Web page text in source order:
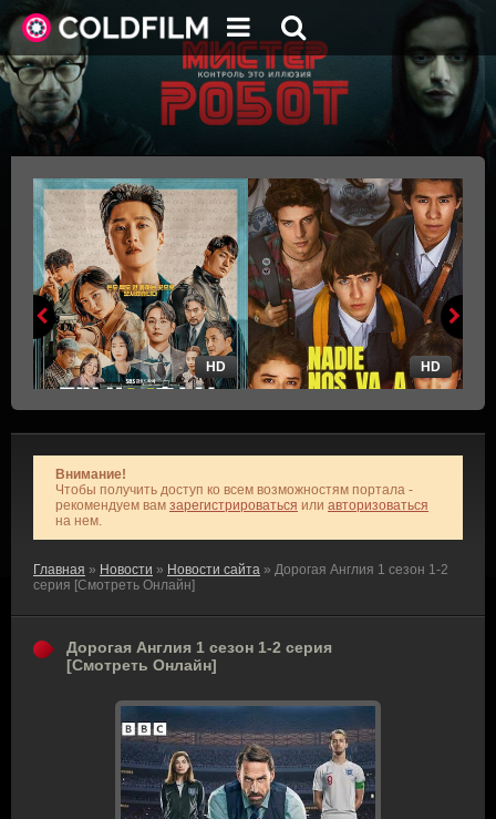
HD HD
Внимание!
Чтобы получить доступ ко всем возможностям портала -
рекомендуем вам зарегистрироваться или авторизоваться
на нем.
Главная » Новости » Новости сайта » Дорогая Англия 1 сезон 1-2
серия [Смотреть Онлайн]
Дорогая Англия 1 сезон 1-2 серия
[Смотреть Онлайн]